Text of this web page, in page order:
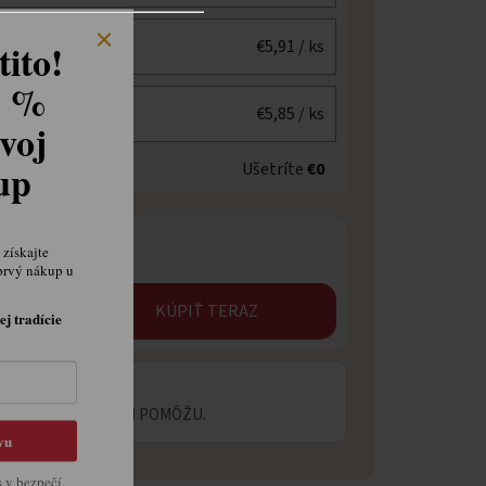
€5,91 / ks
€5,85 / ks
Ušetríte€0
KÚPIŤ TERAZ
VÁM RADI POMÔŽU.
%
nákup u
tradície
v bezpečí.